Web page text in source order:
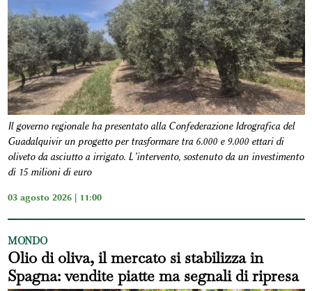
Il governo regionale ha presentato alla Confederazione Idrografica del
Guadalquivir un progetto per trasformare tra 6.000 e 9.000 ettari di
oliveto da asciutto a irrigato. L’intervento, sostenuto da un investimento
di 15 milioni di euro
03 agosto 2026 | 11:00
MONDO
Olio di oliva, il mercato si stabilizza in
Spagna: vendite piatte ma segnali di ripresa